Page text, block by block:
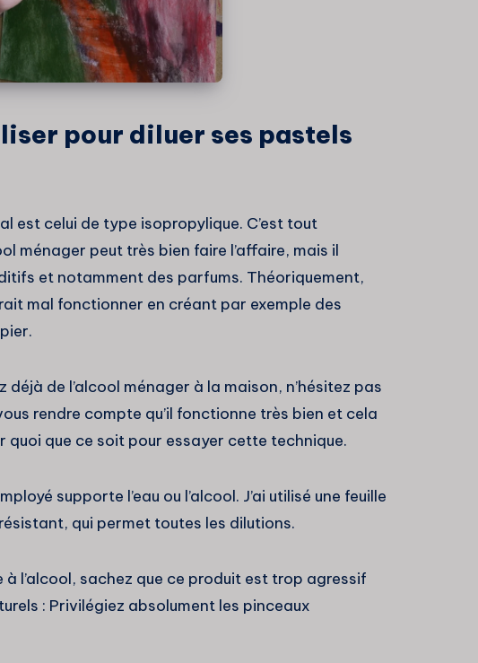
pour diluer ses pastels
est celui de type isopropylique. C’est tout
ménager peut très bien faire l’affaire, mais il
et notamment des parfums. Théoriquement,
mal fonctionner en créant par exemple des
déjà de l’alcool ménager à la maison, n’hésitez pas
rendre compte qu’il fonctionne très bien et cela
quoi que ce soit pour essayer cette technique.
supporte l’eau ou l’alcool. J’ai utilisé une feuille
qui permet toutes les dilutions.
à l’alcool, sachez que ce produit est trop agressif
: Privilégiez absolument les pinceaux